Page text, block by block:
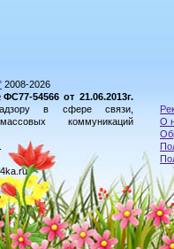
2008-2026
54566 от 21.06.2013г.
в сфере связи,
коммуникаций
О